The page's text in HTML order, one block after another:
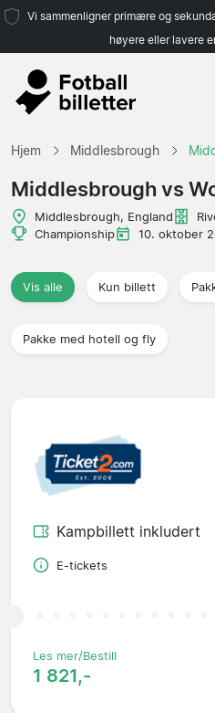
Vi sammenligner primære og
høyere eller lavere
Hjem Middlesbrough
Middlesbrough vs
Middlesbrough, England
Championship
10. oktober
Vis alle Kun billett
Pakke med hotell og fly
Kampbillett inkludert
E-tickets
Les mer/Bestill
1 821,-